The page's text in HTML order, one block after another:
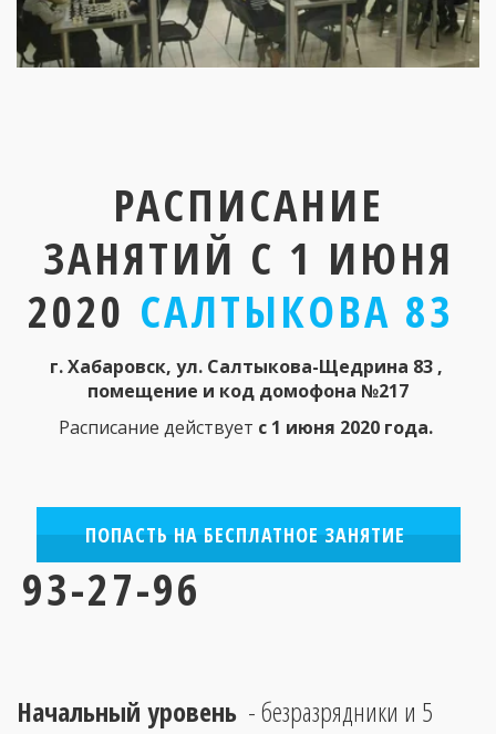
РАСПИСАНИЕ
ЗАНЯТИЙ С 1 ИЮНЯ
2020 САЛТЫКОВА 83
г. Хабаровск, ул. Салтыкова-Щедрина 83 ,
помещение и код домофона №217
Расписание действует с 1 июня 2020 года.
ПОПАСТЬ НА БЕСПЛАТНОЕ ЗАНЯТИЕ
93-27-96
Начальный уровень
  - безразрядники и 5